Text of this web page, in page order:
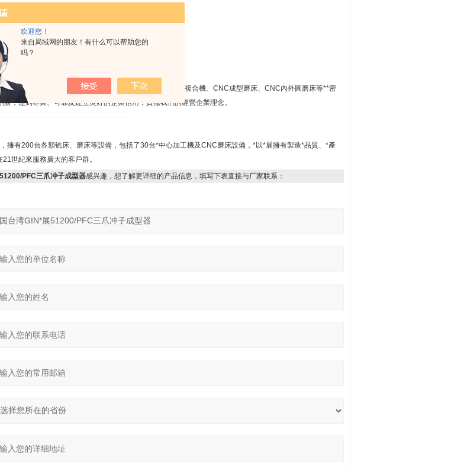
欢迎您！
来自局域网的朋友！有什么可以帮助您的
吗？
認證，並推動合理化管理。
備有日本、德國、瑞士製造、CNC加工中心機、CNC車銑複合機、CNC成型磨床、CNC內外圓磨床等**密
，達到專業、可靠及建立良好的企業信用，貫徹我們的經營企業理念。
擁有200台各類铣床、磨床等設備，包括了30台*中心加工機及CNC磨床設備，*以*展擁有製造*品質、*產
世紀來服務廣大的客戶群。
PFC三爪冲子成型器感兴趣，想了解更详细的产品信息，填写下表直接与厂家联系：